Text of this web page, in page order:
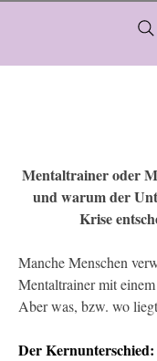
Mentaltrainer oder
und warum der
Krise
Manche Menschen
Mentaltrainer mit
Aber was, bzw. wo
Der Kernunterschied: